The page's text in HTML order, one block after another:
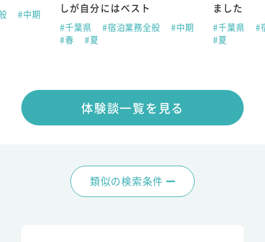
#中期
しが自分にはベスト
#千葉県 #宿泊業務全般
#中期
#春
#夏
ました
#千葉県
#
#夏
体験談一覧を見る
類似の検索条件